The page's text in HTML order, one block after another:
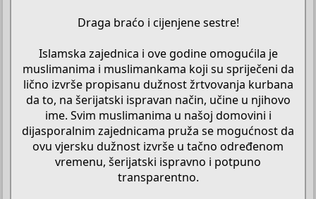
Draga braćo i cijenjene sestre!
Islamska zajednica i ove godine omogućila je
muslimanima i muslimankama koji su spriječeni da
lično izvrše propisanu dužnost žrtvovanja kurbana
da to, na šerijatski ispravan način, učine u njihovo
ime. Svim muslimanima u našoj domovini i
dijasporalnim zajednicama pruža se mogućnost da
ovu vjersku dužnost izvrše u tačno određenom
vremenu, šerijatski ispravno i potpuno
transparentno.